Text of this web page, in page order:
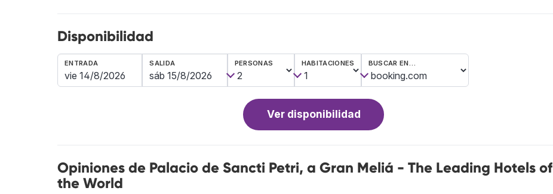
Disponibilidad
ENTRADA SALIDA PERSONAS HABITACIONES BUSCAR EN…
Ver disponibilidad
Opiniones de Palacio de Sancti Petri, a Gran Meliá - The Leading Hotels of
the World